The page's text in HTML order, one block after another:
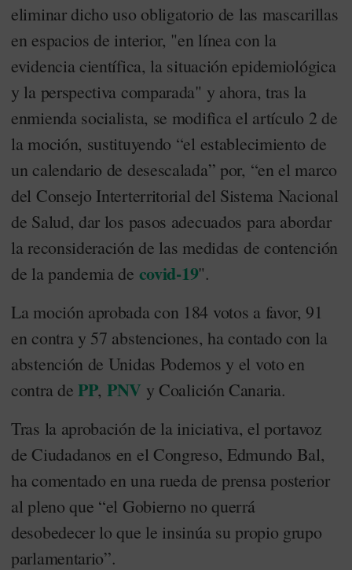
eliminar dicho uso obligatorio de las mascarillas
en espacios de interior, "en línea con la
evidencia científica, la situación epidemiológica
y la perspectiva comparada" y ahora, tras la
enmienda socialista, se modifica el artículo 2 de
la moción, sustituyendo “el establecimiento de
un calendario de desescalada” por, “en el marco
del Consejo Interterritorial del Sistema Nacional
de Salud, dar los pasos adecuados para abordar
la reconsideración de las medidas de contención
de la pandemia de covid-19".
La moción aprobada con 184 votos a favor, 91
en contra y 57 abstenciones, ha contado con la
abstención de Unidas Podemos y el voto en
contra de PP, PNV y Coalición Canaria.
Tras la aprobación de la iniciativa, el portavoz
de Ciudadanos en el Congreso, Edmundo Bal,
ha comentado en una rueda de prensa posterior
al pleno que “el Gobierno no querrá
desobedecer lo que le insinúa su propio grupo
parlamentario”.